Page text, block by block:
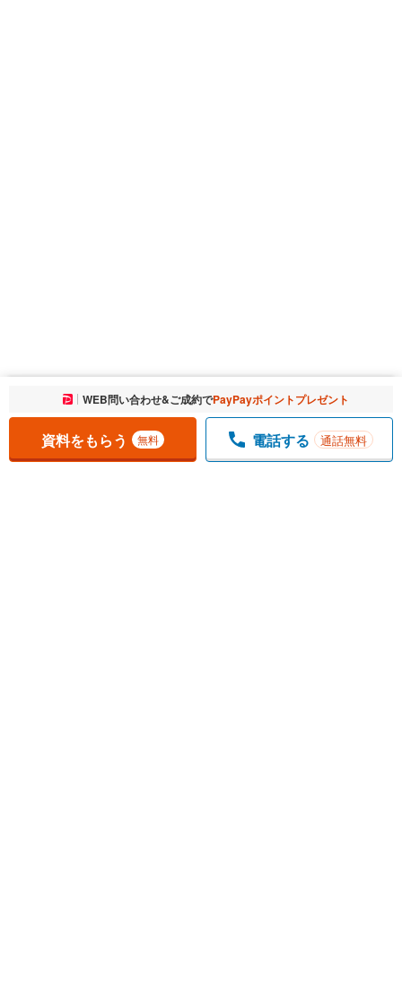
お気に入りに追加しました。 一覧を開く
WEB問い合わせ&ご成約でPayPayポイントプレゼント
資料をもらう 無料 電話する 通話無料